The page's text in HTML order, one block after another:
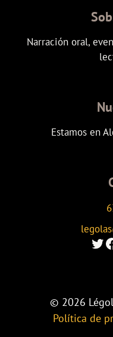
Narración oral,
Estamos en
Enlace al
© 2026
Política de